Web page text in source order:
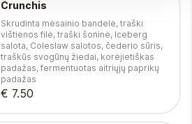
Crunchis
Skrudinta mėsainio bandelė, traški
vištienos filė, traški šoninė, Iceberg
salota, Coleslaw salotos, čederio sūris,
traškūs svogūnų žiedai, korėjietiškas
padažas, fermentuotas aitriųjų paprikų
padažas
€ 7.50